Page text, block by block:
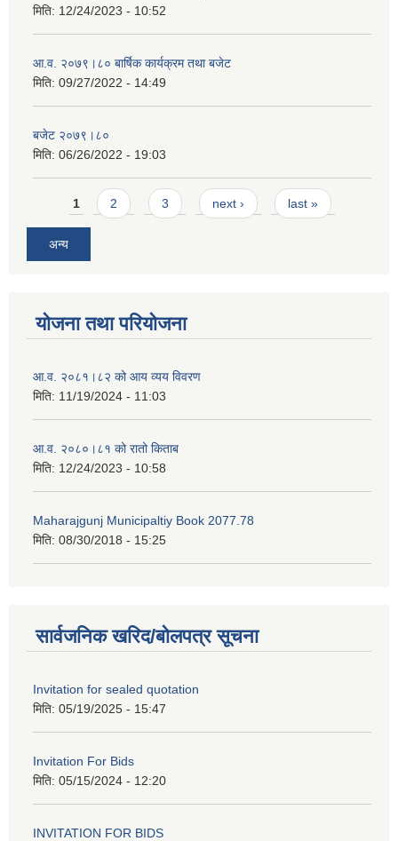
मिति: 12/24/2023 - 10:52
आ.व. २०७९।८० बार्षिक कार्यक्रम तथा बजेट
मिति: 09/27/2022 - 14:49
बजेट २०७९।८०
मिति: 06/26/2022 - 19:03
Pages
1 2 3 next › last »
अन्य
योजना तथा परियोजना
आ.व. २०८१।८२ को आय व्यय विवरण
मिति: 11/19/2024 - 11:03
आ.व. २०८०।८१ को रातो किताब
मिति: 12/24/2023 - 10:58
Maharajgunj Municipaltiy Book 2077.78
मिति: 08/30/2018 - 15:25
सार्वजनिक खरिद/बोलपत्र सूचना
Invitation for sealed quotation
मिति: 05/19/2025 - 15:47
Invitation For Bids
मिति: 05/15/2024 - 12:20
INVITATION FOR BIDS